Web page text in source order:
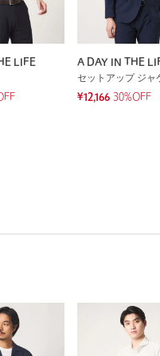
LIFE
A DAY IN THE
セットアップ ジャ
¥12,166 30%OFF